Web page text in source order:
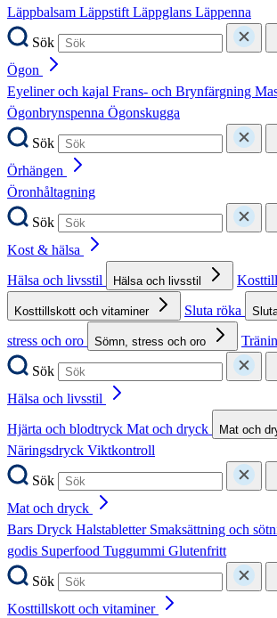
Läppbalsam LäppstiftLäppglans Läppenna
Sök
Ögon
Eyeliner och kajal Frans- och Brynfärgning
Ögonbrynspenna Ögonskugga
Sök
Örhängen
Öronhåltagning
Sök
Kost & hälsa
Hälsa och livsstil
Hälsa och livsstil
Kosttillskott och vitaminer Sluta röka
stress och oro
Sömn, stress och oro
Sök
Hälsa och livsstil
Hjärta och blodtryck Mat och dryck Mat och
Näringsdryck Viktkontroll
Sök
Mat och dryck
Bars Dryck Halstabletter Smaksättning och
godis Superfood Tuggummi Glutenfritt
Sök
Kosttillskott och vitaminer